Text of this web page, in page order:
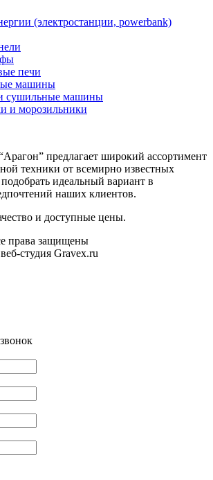
(электростанции, powerbank)
печи
машины
сушильные машины
и морозильники
предлагает широкий ассортимент
техники от всемирно известных
идеальный вариант в
наших клиентов.
и доступные цены.
права защищены
студия Gravex.ru